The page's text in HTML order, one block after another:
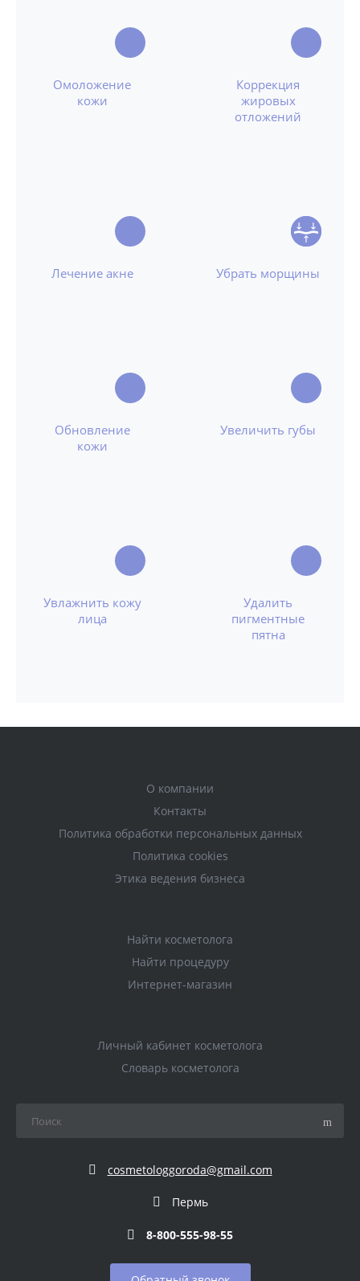
Омоложение
кожи
Коррекция
жировых
отложений
Лечение акне Убрать морщины
Обновление
кожи
Увеличить губы
Увлажнить кожу
лица
Удалить
пигментные
пятна
О компании
Контакты
Политика обработки персональных данных
Политика cookies
Этика ведения бизнеса
Найти косметолога
Найти процедуру
Интернет-магазин
Личный кабинет косметолога
Словарь косметолога
cosmetologgoroda@gmail.com
Пермь
8-800-555-98-55